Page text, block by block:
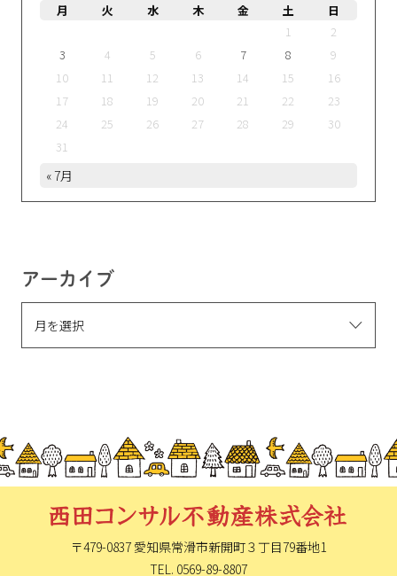
月 火 水 木 金 土
日
1
2
3
4 5 6 7 8
9
10
11 12 13 14 15
16
17
18 19 20 21 22
23
24
25 26 27 28 29
30
31
« 7月
アーカイブ
〒479-0837 愛知県常滑市新開町３丁目79番地1
TEL. 0569-89-8807